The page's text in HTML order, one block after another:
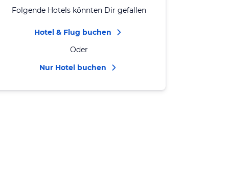
Folgende Hotels könnten Dir gefallen
Hotel & Flug buchen
Oder
Nur Hotel buchen